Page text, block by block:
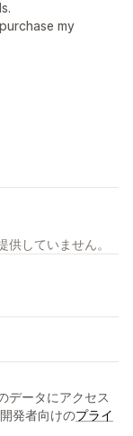
my
していません。
データにアクセス
発者向けのプライ